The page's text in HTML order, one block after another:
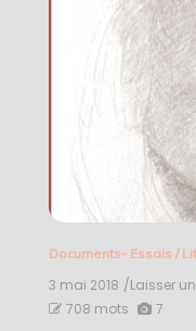
Documents- Essais /
3 mai 2018 /Laisser
708 mots 7